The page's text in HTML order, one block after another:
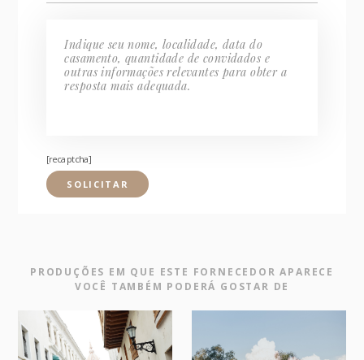
[recaptcha]
PRODUÇÕES EM QUE ESTE FORNECEDOR APARECE
VOCÊ TAMBÉM PODERÁ GOSTAR DE